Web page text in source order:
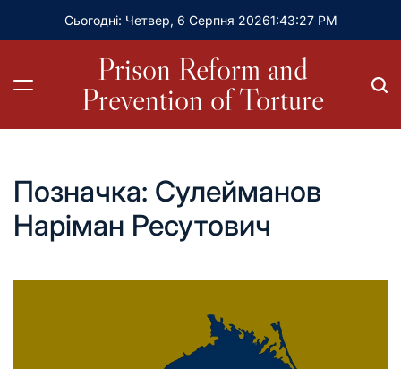
Сьогодні: Четвер, 6 Серпня 20261:43:28 PM
Prison Reform and
Prevention of Torture
Позначка: Cулейманов
Наріман Ресутович